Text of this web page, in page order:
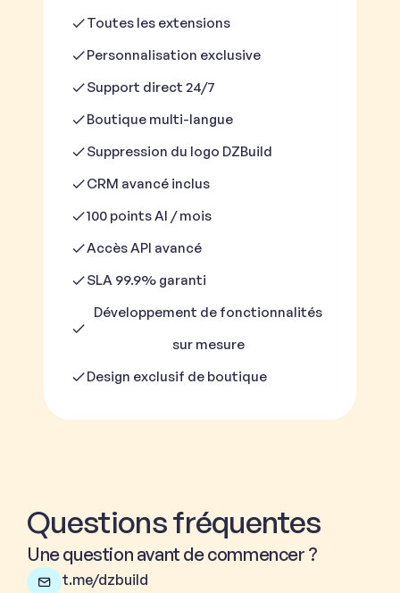
Toutes les extensions
Personnalisation exclusive
Support direct 24/7
Boutique multi-langue
Suppression du logo DZBuild
CRM avancé inclus
100 points AI / mois
Accès API avancé
SLA 99.9% garanti
Développement de fonctionnalités
sur mesure
Design exclusif de boutique
Questions fréquentes
Une question avant de commencer ?
t.me/dzbuild